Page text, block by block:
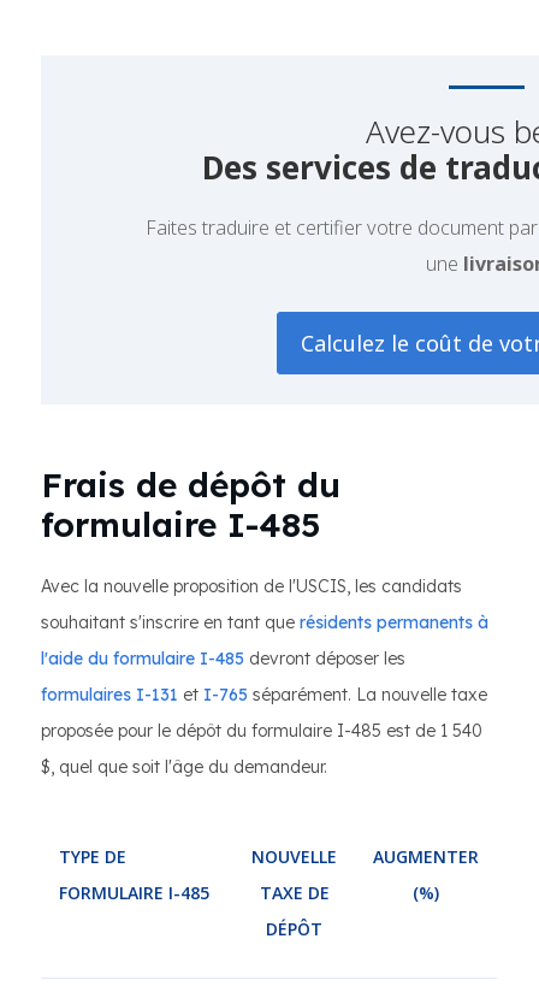
Avez-vous
Des services de
Faites traduire et certifier votre document
une
Calculez le coût de
Frais de dépôt du
formulaire I-485
Avec la nouvelle proposition de l'USCIS, les candidats
souhaitant s'inscrire en tant que résidents permanents à
l'aide du formulaire I-485 devront déposer les
formulaires I-131 et I-765 séparément. La nouvelle taxe
proposée pour le dépôt du formulaire I-485 est de 1 540
$, quel que soit l'âge du demandeur.
TYPE DE
FORMULAIRE I-485
NOUVELLE
TAXE DE
DÉPÔT
AUGMENTER
(%)